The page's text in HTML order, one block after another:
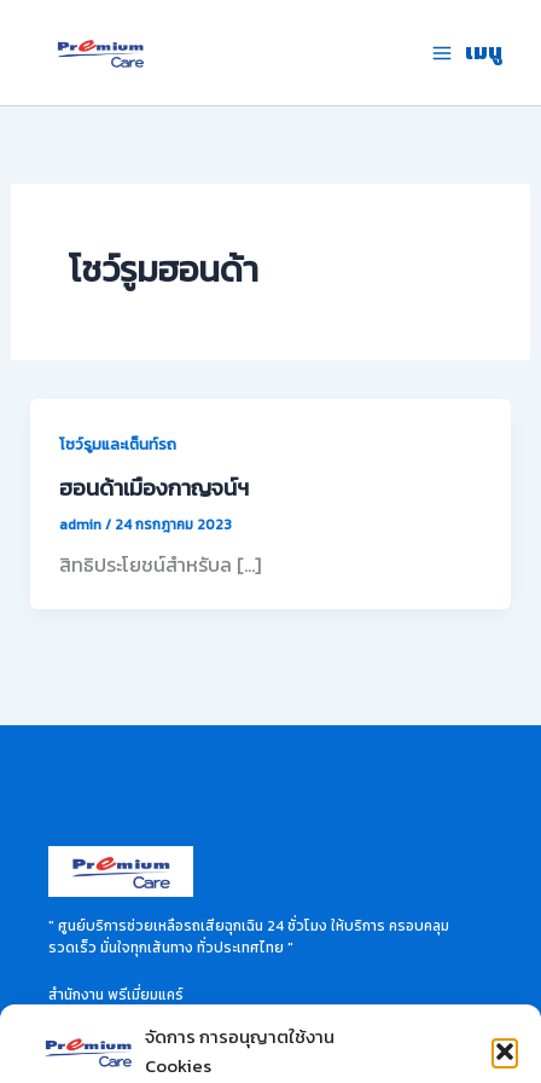
จัดการ การอนุญาตใช้งาน
Cookies
เมนู
โชว์รูมฮอนด้า
โชว์รูมและเต็นท์รถ
ฮอนด้าเมืองกาญจน์ฯ
admin/ 24 กรกฎาคม 2023
สิทธิประโยชน์สำหรับล […]
" ศูนย์บริการช่วยเหลือรถเสียฉุกเฉิน 24 ชั่วโมง ให้บริการ ครอบคลุม
รวดเร็ว มั่นใจทุกเส้นทาง ทั่วประเทศไทย "
สำนักงาน พรีเมี่ยมแคร์
กรุงเทพมหานคร 10310
สอบถามข้อมูลเพิ่มเติมได้ที่